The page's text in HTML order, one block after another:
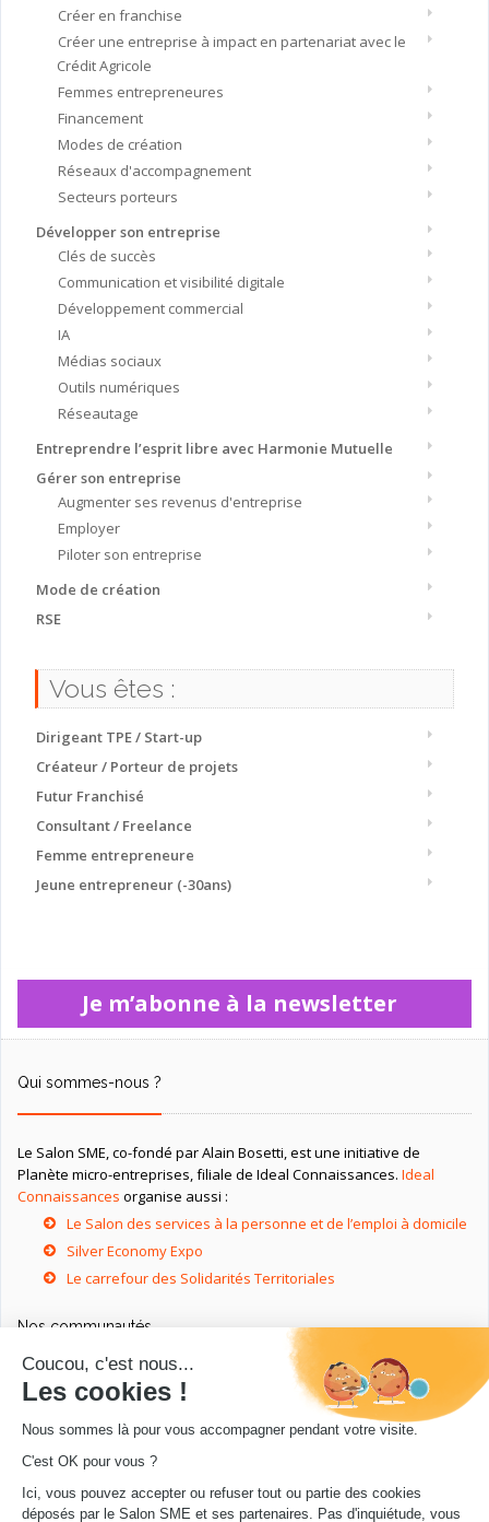
Créer en franchise
Créer une entreprise à impact en partenariat avec le
Crédit Agricole
Femmes entrepreneures
Financement
Modes de création
Réseaux d'accompagnement
Secteurs porteurs
Développer son entreprise
Clés de succès
Communication et visibilité digitale
Développement commercial
IA
Médias sociaux
Outils numériques
Réseautage
Entreprendre l’esprit libre avec Harmonie Mutuelle
Gérer son entreprise
Augmenter ses revenus d'entreprise
Employer
Piloter son entreprise
Mode de création
RSE
Vous êtes :
Dirigeant TPE / Start-up
Créateur / Porteur de projets
Futur Franchisé
Consultant / Freelance
Femme entrepreneure
Jeune entrepreneur (-30ans)
Je m’abonne à la newsletter
Qui sommes-nous ?
Le Salon SME, co-fondé par Alain Bosetti, est une initiative de
Planète micro-entreprises, filiale de Ideal Connaissances. Ideal
Connaissances organise aussi :
Le Salon des services à la personne et de l’emploi à domicile
Silver Economy Expo
Le carrefour des Solidarités Territoriales
Nos communautés
Ressources utiles